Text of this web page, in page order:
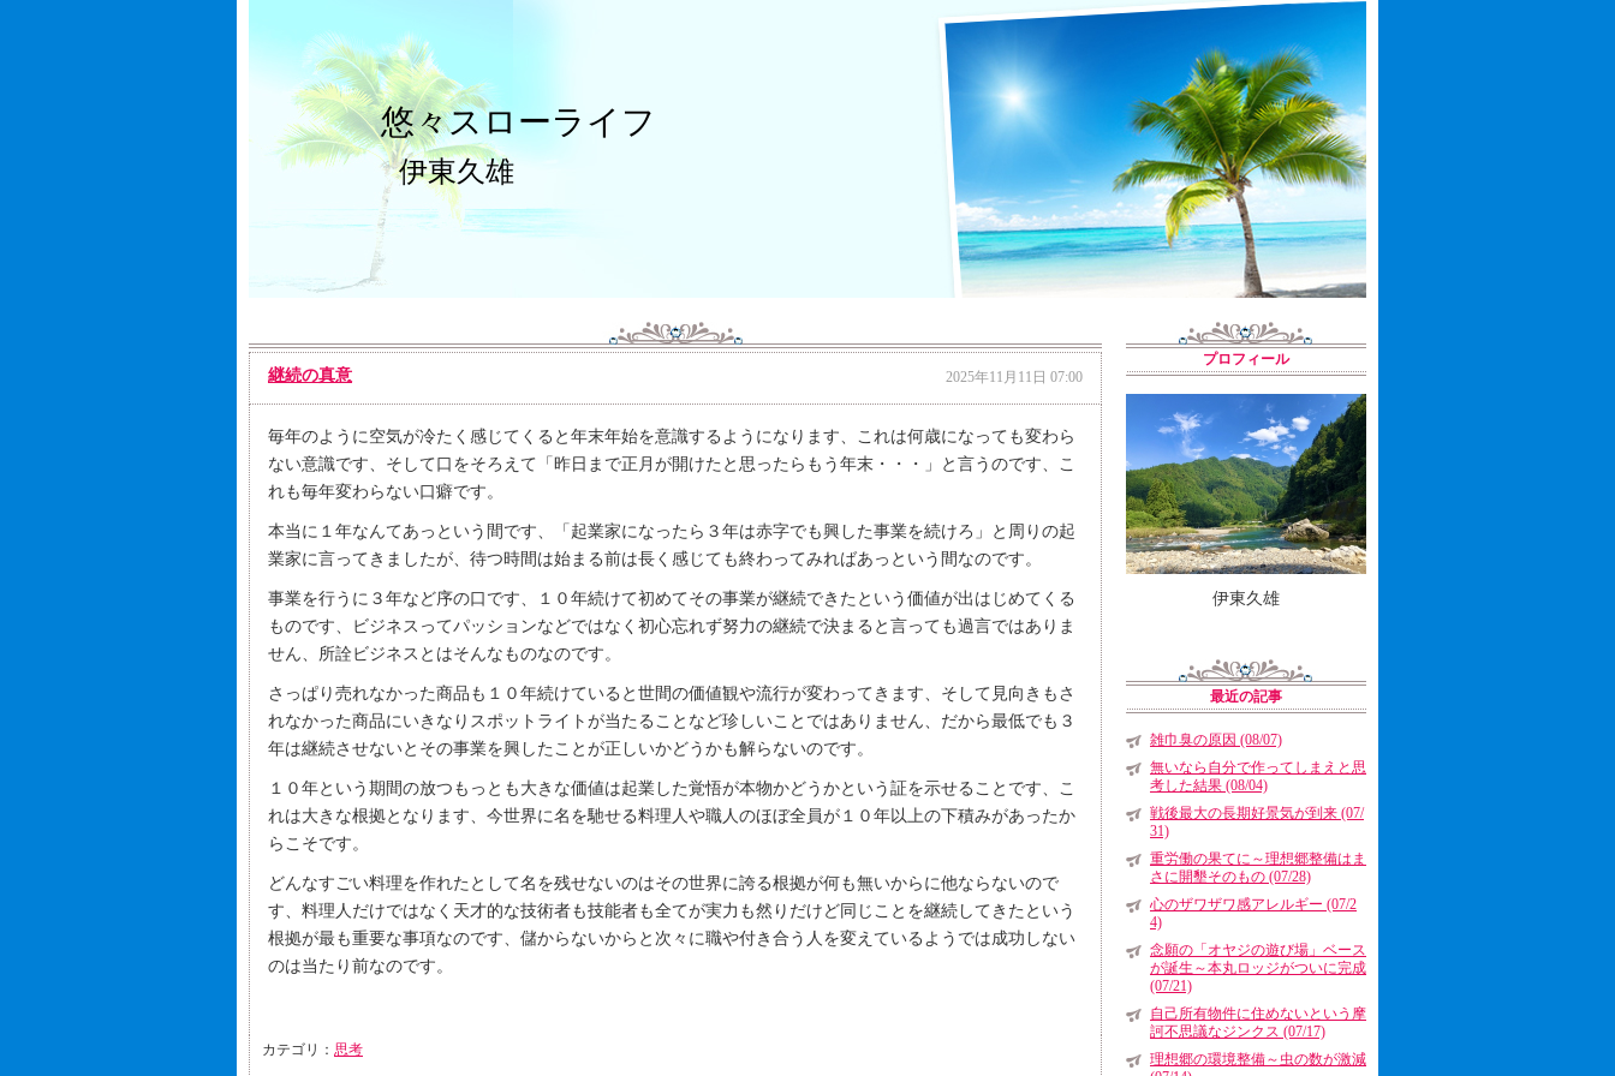
悠々スローライフ
伊東久雄
継続の真意 2025年11月11日 07:00
毎年のように空気が冷たく感じてくると年末年始を意識するようになります、これは何歳になっても変わら
ない意識です、そして口をそろえて「昨日まで正月が開けたと思ったらもう年末・・・」と言うのです、こ
れも毎年変わらない口癖です。
本当に１年なんてあっという間です、「起業家になったら３年は赤字でも興した事業を続けろ」と周りの起
業家に言ってきましたが、待つ時間は始まる前は長く感じても終わってみればあっという間なのです。
事業を行うに３年など序の口です、１０年続けて初めてその事業が継続できたという価値が出はじめてくる
ものです、ビジネスってパッションなどではなく初心忘れず努力の継続で決まると言っても過言ではありま
せん、所詮ビジネスとはそんなものなのです。
さっぱり売れなかった商品も１０年続けていると世間の価値観や流行が変わってきます、そして見向きもさ
れなかった商品にいきなりスポットライトが当たることなど珍しいことではありません、だから最低でも３
年は継続させないとその事業を興したことが正しいかどうかも解らないのです。
１０年という期間の放つもっとも大きな価値は起業した覚悟が本物かどうかという証を示せることです、こ
れは大きな根拠となります、今世界に名を馳せる料理人や職人のほぼ全員が１０年以上の下積みがあったか
らこそです。
どんなすごい料理を作れたとして名を残せないのはその世界に誇る根拠が何も無いからに他ならないので
す、料理人だけではなく天才的な技術者も技能者も全てが実力も然りだけど同じことを継続してきたという
根拠が最も重要な事項なのです、儲からないからと次々に職や付き合う人を変えているようでは成功しない
のは当たり前なのです。
カテゴリ： 思考
プロフィール
伊東久雄
最近の記事
雑巾臭の原因 (08/07)
無いなら自分で作ってしまえと思
考した結果 (08/04)
戦後最大の長期好景気が到来 (07/
31)
重労働の果てに～理想郷整備はま
さに開墾そのもの (07/28)
心のザワザワ感アレルギー (07/2
4)
念願の「オヤジの遊び場」ベース
が誕生～本丸ロッジがついに完成
(07/21)
自己所有物件に住めないという摩
訶不思議なジンクス (07/17)
理想郷の環境整備～虫の数が激減